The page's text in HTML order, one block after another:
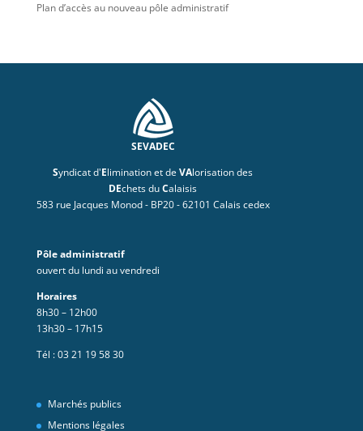
Plan d’accès au nouveau pôle administratif
SEVADEC
Syndicat d'Elimination et deVAlorisation des
DEchets duCalaisis
583 rue Jacques Monod - BP20 - 62101 Calais cedex
Pôle administratif
ouvert du lundi au vendredi
Horaires
8h30 – 12h00
13h30 – 17h15
Tél :03 21 19 58 30
Marchés publics
Mentions légales